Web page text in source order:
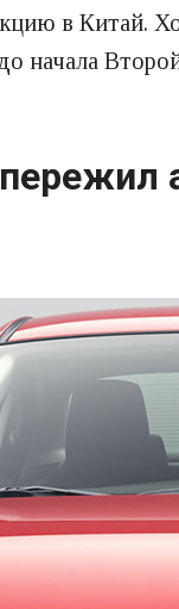
в Китай.
начала